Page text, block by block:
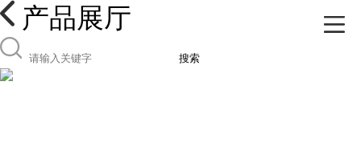
产品展厅
搜索